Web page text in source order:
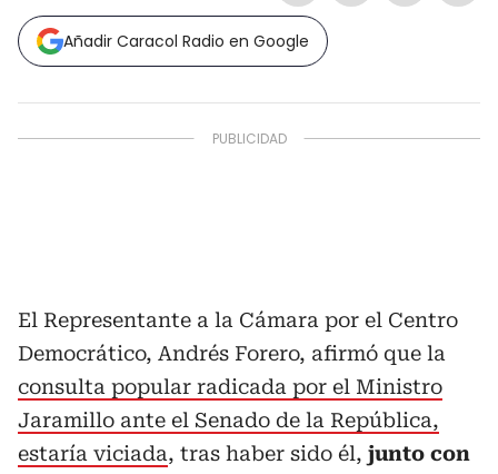
Añadir Caracol Radio en Google
El Representante a la Cámara por el Centro
Democrático, Andrés Forero, afirmó que la
consulta popular radicada por el Ministro
Jaramillo ante el Senado de la República,
estaría viciada, tras haber sido él, junto con